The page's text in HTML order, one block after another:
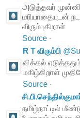
அடுத்தவர்
மரியாதையுடன்
விரும்புகிறாள்
Source ·
R T விரும்பி @
விக்கல்
மகிழ்கிறாள்
Source ·
தமிழ்நாட்டில்